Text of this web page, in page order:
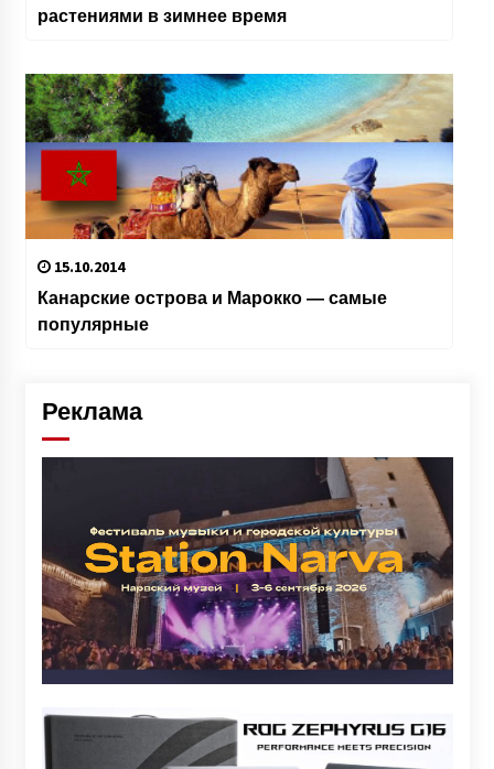
растениями в зимнее время
15.10.2014
Канарские острова и Марокко — cамые
популярные
Реклама